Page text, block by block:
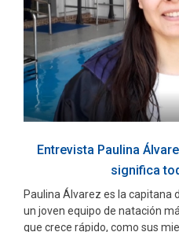
Entrevista Paulina
significa
Paulina Álvarez es la capitana
un joven equipo de natación
que crece rápido, como sus